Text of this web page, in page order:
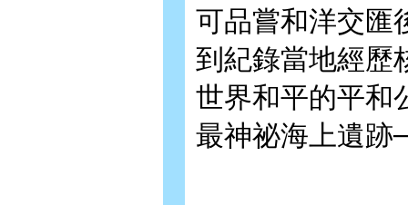
可品嘗和洋交匯
到紀錄當地經歷
世界和平的平和
最神祕海上遺跡